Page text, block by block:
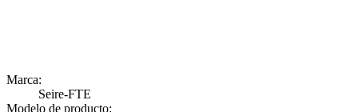
Marca:
Seire-FTE
Modelo de producto: